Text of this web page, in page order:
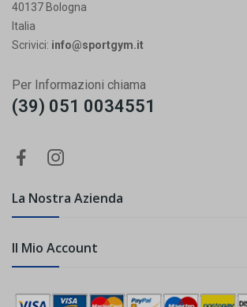
40137 Bologna
Italia
Scrivici: info@sportgym.it
Per Informazioni chiama
(39) 051 0034551
La Nostra Azienda
Il Mio Account